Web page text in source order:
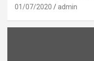
01/07/2020 admin